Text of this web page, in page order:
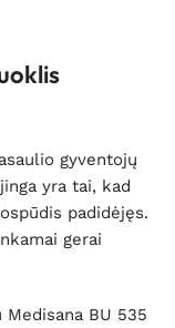
gyventojų
yra tai, kad
padidėjęs.
gerai
BU 535